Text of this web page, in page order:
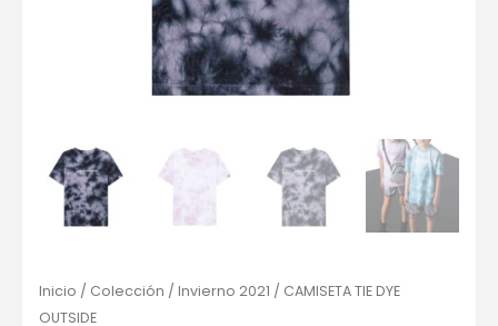
Inicio / Colección / Invierno 2021 / CAMISETA TIE DYE
OUTSIDE